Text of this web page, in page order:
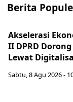
Berita
Akselerasi
II DPRD
Lewat
Sabtu, 8 Agu 2026 -